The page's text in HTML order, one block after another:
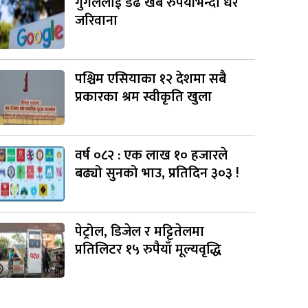
जरिवाना
पश्चिम एसियाका १२ देशमा सबै
प्रकारका श्रम स्वीकृति खुला
वर्ष ०८२ : एक लाख १० हजारले
बढ्यो सुनको भाउ, प्रतिदिन ३०३ !
पेट्रोल, डिजेल र मट्टितेलमा
प्रतिलिटर १५ रुपैयाँ मूल्यवृद्धि